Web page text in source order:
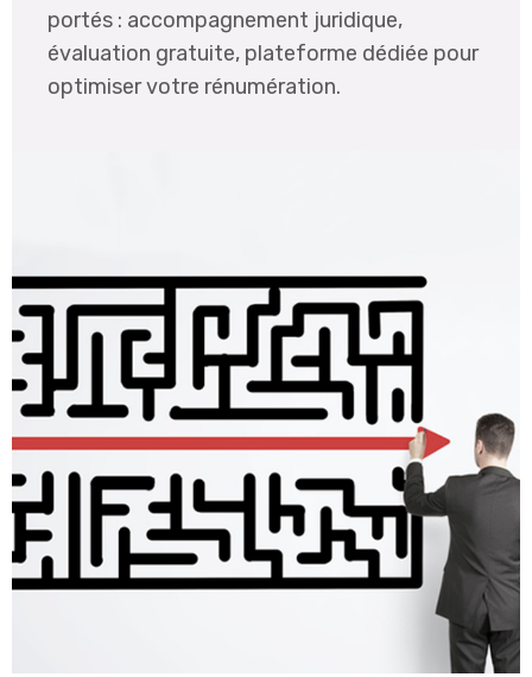
portés : accompagnement juridique,
évaluation gratuite, plateforme dédiée pour
optimiser votre rénumération.